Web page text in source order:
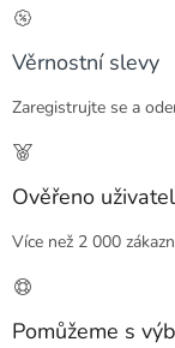
Věrnostní slevy
Zaregistrujte se a
Ověřeno
Více než 2 000
Pomůžeme s